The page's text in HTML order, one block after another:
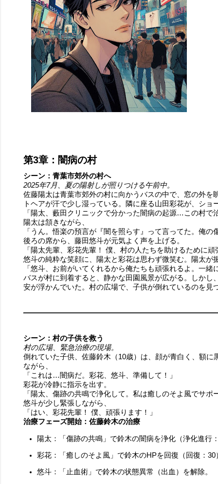
第3章：闇病の村
シーン：青葉市郊外の村へ
2025年7月、夏の陽射しが照りつける午前中。
佐藤陽太は青葉市郊外の村に向かうバスの中で、窓の外
トヘアが汗で少し湿っている。隣に座る山田彩花が、シ
「陽太、藪田クリニックで分かった闇病の起源…この村で
陽太は頷きながら、
「うん。悟楽の預言が『闇を照らす』って言ってた。俺
後ろの席から、藤田悠斗が元気よく声を上げる。
「陽太先輩、彩花先輩！ 僕、村の人たちを助けるために
悠斗の純粋な笑顔に、陽太と彩花は思わず微笑む。陽太が
「悠斗、お前がいてくれるから俺たちも頑張れるよ。一緒
バスが村に到着すると、静かな田園風景が広がる。しか
安が浮かんでいた。村の広場で、子供が倒れているのを見
シーン：村の子供を救う
村の広場、緊急治療の現場。
倒れていた子供、佐藤鈴木（10歳）は、顔が青白く、額
ながら、
「これは…闇病だ。彩花、悠斗、準備して！」
彩花が冷静に指示を出す。
「陽太、傷跡の共鳴で浄化して。私は癒しのそよ風でサ
悠斗が少し緊張しながら、
「はい、彩花先輩！ 僕、頑張ります！」
治療フェーズ開始：佐藤鈴木の治療
陽太：「傷跡の共鳴」で鈴木の闇病を浄化（浄化進行
彩花：「癒しのそよ風」で鈴木のHPを回復（回復：30
悠斗：「止血術」で鈴木の状態異常（出血）を解除。